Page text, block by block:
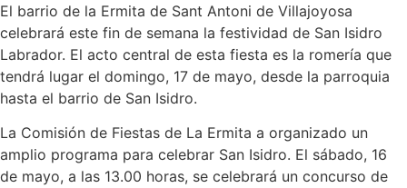
El barrio de la Ermita de Sant Antoni de Villajoyosa
celebrará este fin de semana la festividad de San Isidro
Labrador. El acto central de esta fiesta es la romería que
tendrá lugar el domingo, 17 de mayo, desde la parroquia
hasta el barrio de San Isidro.
La Comisión de Fiestas de La Ermita a organizado un
amplio programa para celebrar San Isidro. El sábado, 16
de mayo, a las 13.00 horas, se celebrará un concurso de